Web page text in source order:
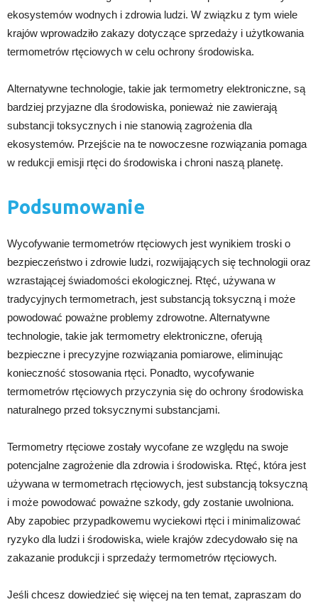
ekosystemów wodnych i zdrowia ludzi. W związku z tym wiele
krajów wprowadziło zakazy dotyczące sprzedaży i użytkowania
termometrów rtęciowych w celu ochrony środowiska.
Alternatywne technologie, takie jak termometry elektroniczne, są
bardziej przyjazne dla środowiska, ponieważ nie zawierają
substancji toksycznych i nie stanowią zagrożenia dla
ekosystemów. Przejście na te nowoczesne rozwiązania pomaga
w redukcji emisji rtęci do środowiska i chroni naszą planetę.
Podsumowanie
Wycofywanie termometrów rtęciowych jest wynikiem troski o
bezpieczeństwo i zdrowie ludzi, rozwijających się technologii oraz
wzrastającej świadomości ekologicznej. Rtęć, używana w
tradycyjnych termometrach, jest substancją toksyczną i może
powodować poważne problemy zdrowotne. Alternatywne
technologie, takie jak termometry elektroniczne, oferują
bezpieczne i precyzyjne rozwiązania pomiarowe, eliminując
konieczność stosowania rtęci. Ponadto, wycofywanie
termometrów rtęciowych przyczynia się do ochrony środowiska
naturalnego przed toksycznymi substancjami.
Termometry rtęciowe zostały wycofane ze względu na swoje
potencjalne zagrożenie dla zdrowia i środowiska. Rtęć, która jest
używana w termometrach rtęciowych, jest substancją toksyczną
i może powodować poważne szkody, gdy zostanie uwolniona.
Aby zapobiec przypadkowemu wyciekowi rtęci i minimalizować
ryzyko dla ludzi i środowiska, wiele krajów zdecydowało się na
zakazanie produkcji i sprzedaży termometrów rtęciowych.
Jeśli chcesz dowiedzieć się więcej na ten temat, zapraszam do